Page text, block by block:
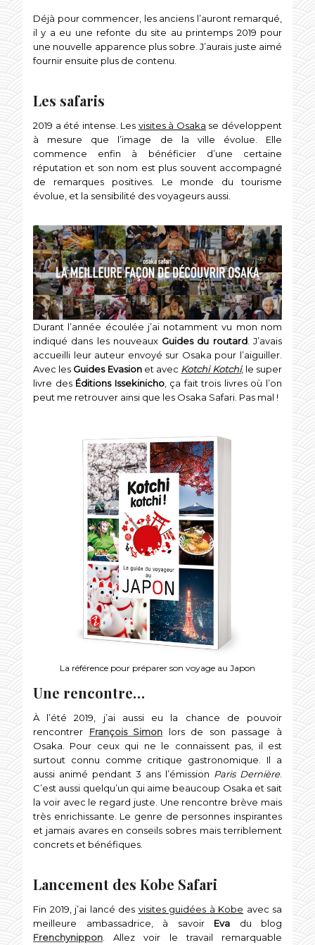
Déjà pour commencer, les anciens l’auront remarqué,
il y a eu une refonte du site au printemps 2019 pour
une nouvelle apparence plus sobre. J’aurais juste aimé
fournir ensuite plus de contenu.
Les safaris
2019 a été intense. Les visites à Osaka se développent
à mesure que l’image de la ville évolue. Elle
commence enfin à bénéficier d’une certaine
réputation et son nom est plus souvent accompagné
de remarques positives. Le monde du tourisme
évolue, et la sensibilité des voyageurs aussi.
Durant l’année écoulée j’ai notamment vu mon nom
indiqué dans les nouveaux Guides du routard. J’avais
accueilli leur auteur envoyé sur Osaka pour l’aiguiller.
Avec les Guides Evasionet avec Kotchi Kotchi, le super
livre des Éditions Issekinicho, ça fait trois livres où l’on
peut me retrouver ainsi que les Osaka Safari. Pas mal !
La référence pour préparer son voyage au Japon
Une rencontre…
À l’été 2019, j’ai aussi eu la chance de pouvoir
rencontrer François Simon lors de son passage à
Osaka. Pour ceux qui ne le connaissent pas, il est
surtout connu comme critique gastronomique. Il a
aussi animé pendant 3 ans l’émission Paris Dernière.
C’est aussi quelqu’un qui aime beaucoup Osaka et sait
la voir avec le regard juste. Une rencontre brève mais
très enrichissante. Le genre de personnes inspirantes
et jamais avares en conseils sobres mais terriblement
concrets et bénéfiques.
Lancement des Kobe Safari
Fin 2019, j’ai lancé des visites guidées à Kobe avec sa
meilleure ambassadrice, à savoir Eva du blog
Frenchynippon. Allez voir le travail remarquable